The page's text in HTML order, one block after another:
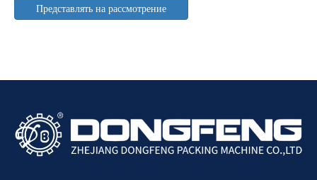
Представлять на рассмотрение